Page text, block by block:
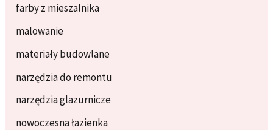
farby z mieszalnika
malowanie
materiały budowlane
narzędzia do remontu
narzędzia glazurnicze
nowoczesna łazienka